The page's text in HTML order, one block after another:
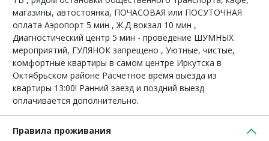
магазины, автостоянка, ПОЧАСОВАЯ или ПОСУТОЧНАЯ
оплатa Аэропорт 5 мин , Ж.Д вокзал 10 мин ,
Диагностический центр 5 мин - проведение ШУМНЫХ
мероприятий, ГУЛЯНОК запрещено , Уютные, чистые,
комфортные квартиры в самом центре Иркутска в
Октябрьском районе Расчетное время выезда из
квартиры 13:00! Ранний заезд и поздний выезд
оплачивается дополнительно.
Правила проживания